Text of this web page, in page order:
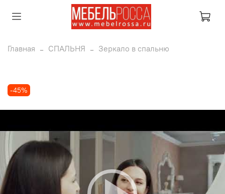
Главная СПАЛЬНЯ Зеркало в спальню
-45%